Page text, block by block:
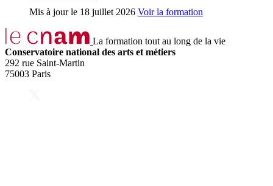
Mis à jour le 18 juillet 2026 Voir la formation
La formation tout au long de la vie
Conservatoire national des arts et métiers
292 rue Saint-Martin
75003 Paris